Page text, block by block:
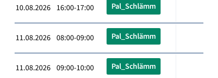
10.08.2026 16:00-17:00 Pal_Schlämm
11.08.2026 08:00-09:00 Pal_Schlämm
11.08.2026 09:00-10:00 Pal_Schlämm